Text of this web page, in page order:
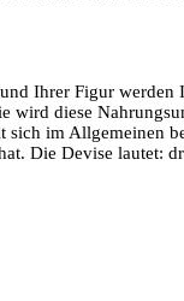
Ihrer Figur werden
wird diese
im Allgemeinen
Die Devise lautet: